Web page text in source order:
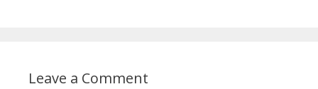
Leave a Comment